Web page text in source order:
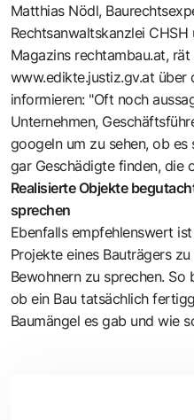
Matthias Nödl,
Rechtsanwaltskanzlei
Magazins rechtambau.at, rät
www.edikte.justiz.gv.at über
informieren: "Oft noch
Unternehmen,
googeln um zu sehen, ob
gar Geschädigte finden, die
Realisierte Objekte
sprechen
Ebenfalls empfehlenswert
Projekte eines Bauträgers
Bewohnern zu sprechen.
ob ein Bau tatsächlich
Baumängel es gab und wie